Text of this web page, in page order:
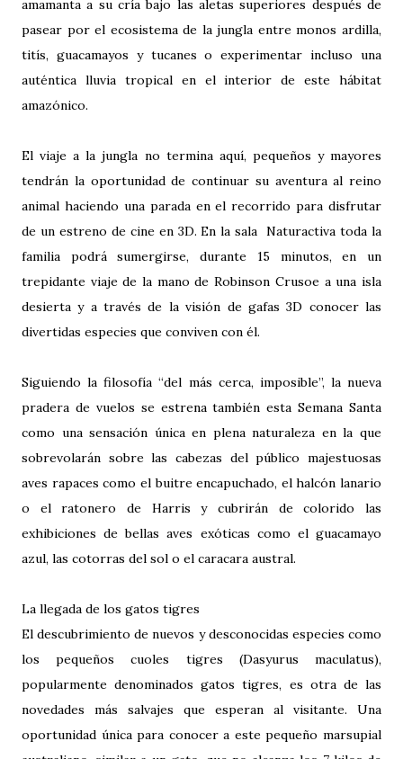
amamanta a su cría bajo las aletas superiores después de
pasear por el ecosistema de la jungla entre monos ardilla,
titís, guacamayos y tucanes o experimentar incluso una
auténtica lluvia tropical en el interior de este hábitat
amazónico.
El viaje a la jungla no termina aquí, pequeños y mayores
tendrán la oportunidad de continuar su aventura al reino
animal haciendo una parada en el recorrido para disfrutar
de un estreno de cine en 3D. En la sala Naturactiva toda la
familia podrá sumergirse, durante 15 minutos, en un
trepidante viaje de la mano de Robinson Crusoe a una isla
desierta y a través de la visión de gafas 3D conocer las
divertidas especies que conviven con él.
Siguiendo la filosofía “del más cerca, imposible”, la nueva
pradera de vuelos se estrena también esta Semana Santa
como una sensación única en plena naturaleza en la que
sobrevolarán sobre las cabezas del público majestuosas
aves rapaces como el buitre encapuchado, el halcón lanario
o el ratonero de Harris y cubrirán de colorido las
exhibiciones de bellas aves exóticas como el guacamayo
azul, las cotorras del sol o el caracara austral.
La llegada de los gatos tigres
El descubrimiento de nuevos y desconocidas especies como
los pequeños cuoles tigres (Dasyurus maculatus),
popularmente denominados gatos tigres, es otra de las
novedades más salvajes que esperan al visitante. Una
oportunidad única para conocer a este pequeño marsupial